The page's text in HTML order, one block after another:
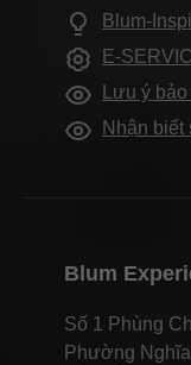
Showroom
Hỗ trợ tài
Blum
Số 1 Phùng
Phường
Blum-
E-
Lưu ý
Nhận biết